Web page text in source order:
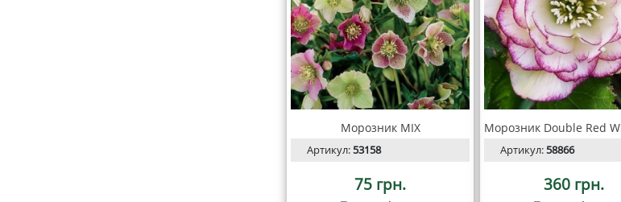
Морозник MIX
Артикул:53158
75 грн.
Артикул:58866
360 грн.